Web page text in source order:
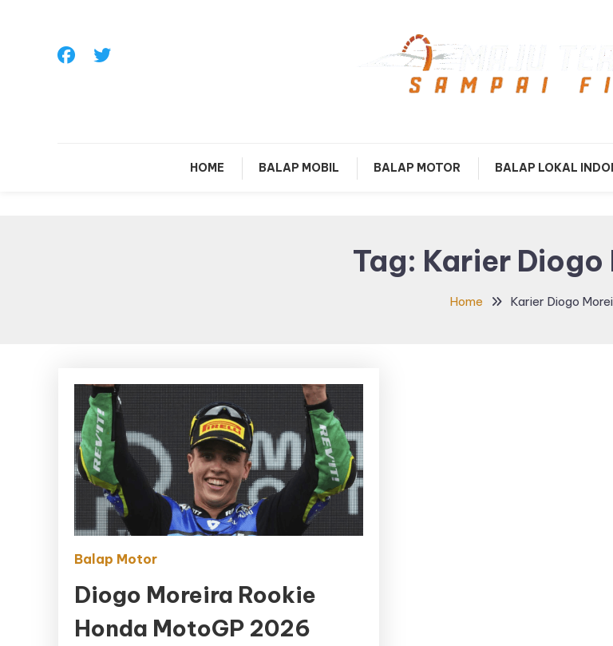
Maju Terus99
HOME BALAP MOBIL BALAP MOTOR BALAP LOKAL
Tag: Karier Diogo
Home Karier Diogo
Balap Motor
Diogo Moreira Rookie
Honda MotoGP 2026